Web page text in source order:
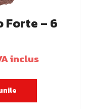
Forte – 6
inclus